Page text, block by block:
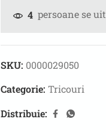
4 persoane se
SKU: 0000029050
Categorie: Tricouri
Distribuie: